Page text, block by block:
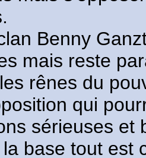
Benny
mais reste
rênes du
qui
sérieuses et
base tout est